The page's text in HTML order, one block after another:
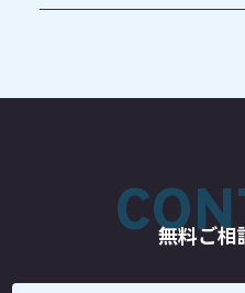
無料ご相